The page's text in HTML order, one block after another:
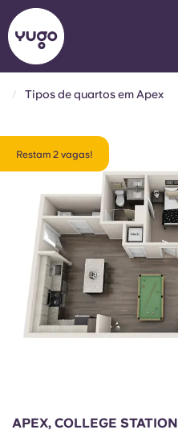
Localizações
Mais
Conta
English (US)
Chinese
Català
Italian
Tipos de quartos em Apex
Restam 2 vagas!
APEX, COLLEGE STATION